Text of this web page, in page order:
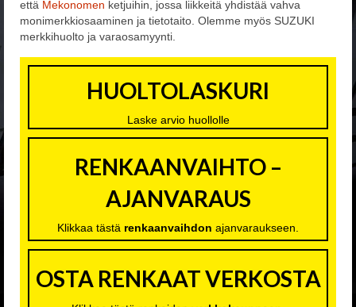
TARJOUKSET&POISTOT
RAHOITUS
YHTEYSTIEDOT
että Mekonomen ketjuihin, jossa liikkeitä yhdistää vahva
monimerkkiosaaminen ja tietotaito. Olemme myös SUZUKI
merkkihuolto ja varaosamyynti.
HUOLTOLASKURI
Laske arvio huollolle
RENKAANVAIHTO –
AJANVARAUS
Klikkaa tästä renkaanvaihdon ajanvaraukseen.
OSTA RENKAAT VERKOSTA